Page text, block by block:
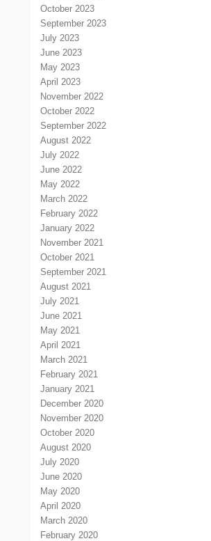
October 2023
September 2023
July 2023
June 2023
May 2023
April 2023
November 2022
October 2022
September 2022
August 2022
July 2022
June 2022
May 2022
March 2022
February 2022
January 2022
November 2021
October 2021
September 2021
August 2021
July 2021
June 2021
May 2021
April 2021
March 2021
February 2021
January 2021
December 2020
November 2020
October 2020
August 2020
July 2020
June 2020
May 2020
April 2020
March 2020
February 2020